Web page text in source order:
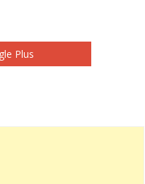
Plus